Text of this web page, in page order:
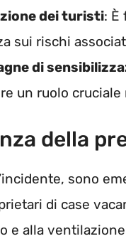
dei turisti: È
sui rischi
di
un ruolo
della
sono
di case
e alla